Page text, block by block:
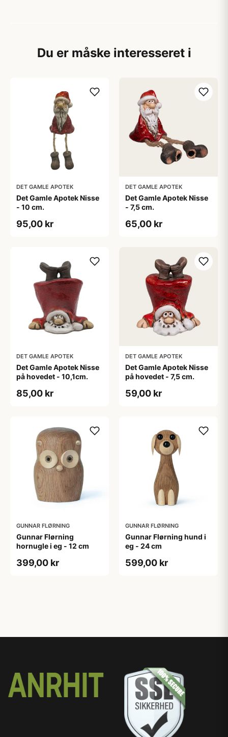
Du er måske interesseret i
DET GAMLE APOTEK
Det Gamle Apotek Nisse
- 10 cm.
95,00 kr
DET GAMLE APOTEK
Det Gamle Apotek Nisse
- 7,5 cm.
65,00 kr
DET GAMLE APOTEK
Det Gamle Apotek Nisse
på hovedet - 10,1cm.
85,00 kr
DET GAMLE APOTEK
Det Gamle Apotek Nisse
på hovedet - 7,5 cm.
59,00 kr
GUNNAR FLØRNING
Gunnar Flørning
hornugle i eg - 12 cm
399,00 kr
GUNNAR FLØRNING
Gunnar Flørning hund i
eg - 24 cm
599,00 kr